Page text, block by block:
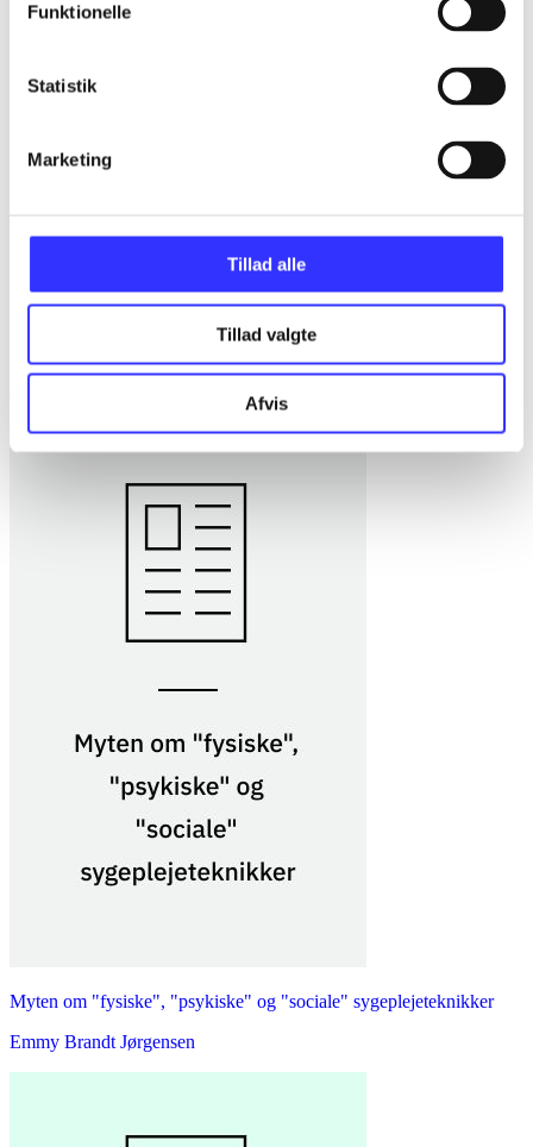
Funktionelle
Statistik
Marketing
Tillad alle
Tillad valgte
Afvis
Eksistens og krop hos den tidlige Sartre
Myten om "fysiske", "psykiske" og "sociale" sygeplejeteknikker
Emmy Brandt Jørgensen